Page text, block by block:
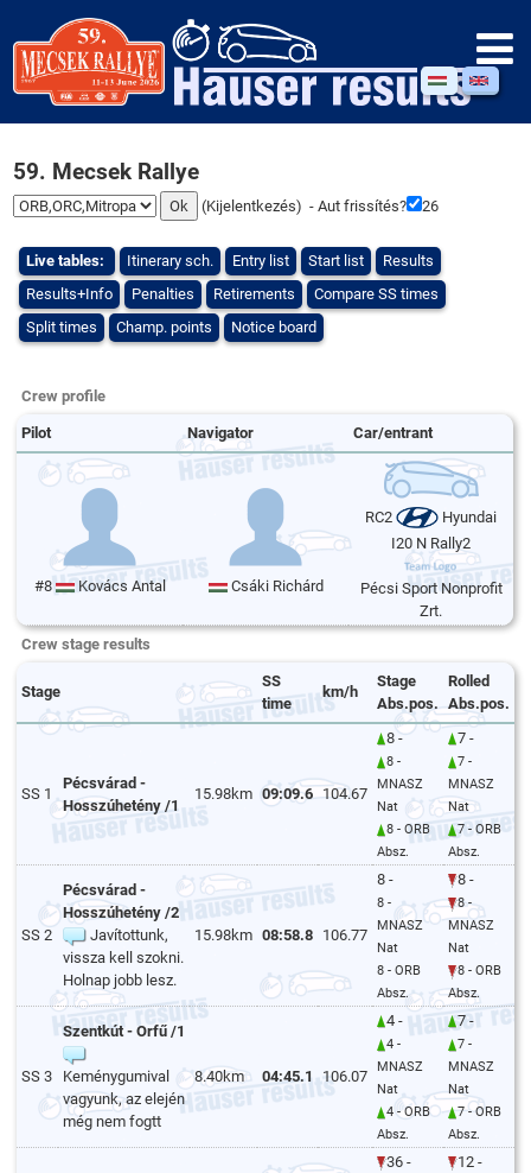
59. Mecsek Rallye
(Kijelentkezés) - Aut frissítés? 26
Live tables: Itinerary sch. Entry list Start list
Results
Results+Info
Penalties Retirements
Compare SS times
Split times
Champ. points Notice board
Crew profile
Pilot Navigator Car/entrant
#8 Kovács Antal Csáki Richárd
RC2
Hyundai
I20 N Rally2
Pécsi Sport Nonprofit
Zrt.
Crew stage results
Stage
SS
time
km/h
Stage
Abs.pos.
Rolled
Abs.pos.
SS 1
Pécsvárad -
Hosszúhetény /1
15.98km 09:09.6 104.67
8 -
8 -
MNASZ
Nat
8 - ORB
Absz.
7 -
7 -
MNASZ
Nat
7 - ORB
Absz.
SS 2
Pécsvárad -
Hosszúhetény /2
Javítottunk,
vissza kell szokni.
Holnap jobb lesz.
15.98km 08:58.8 106.77
8 -
8 -
MNASZ
Nat
8 - ORB
Absz.
8 -
8 -
MNASZ
Nat
8 - ORB
Absz.
SS 3
Szentkút - Orfű /1
Keménygumival
vagyunk, az elején
még nem fogtt
8.40km 04:45.1 106.07
4 -
4 -
MNASZ
Nat
4 - ORB
Absz.
7 -
7 -
MNASZ
Nat
7 - ORB
Absz.
36 - 12 -